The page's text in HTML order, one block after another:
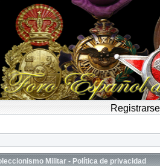
Registrarse
Militar - Política de privacidad